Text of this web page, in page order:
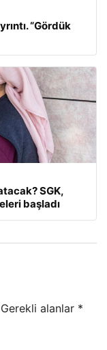
“Gördük
SGK,
başladı
Gerekli alanlar *